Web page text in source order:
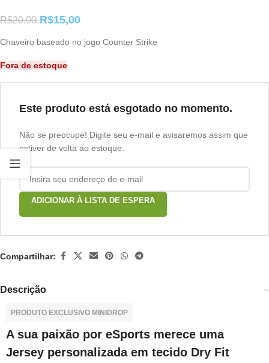
R$20,00 R$15,00
Chaveiro baseado no jogo Counter Strike
Fora de estoque
Este produto está esgotado no momento.
Não se preocupe! Digite seu e-mail e avisaremos assim que
estiver de volta ao estoque.
ADICIONAR À LISTA DE ESPERA
Compartilhar:
Descrição
PRODUTO EXCLUSIVO MINIDROP
A sua paixão por eSports merece uma
Jersey personalizada em tecido Dry Fit